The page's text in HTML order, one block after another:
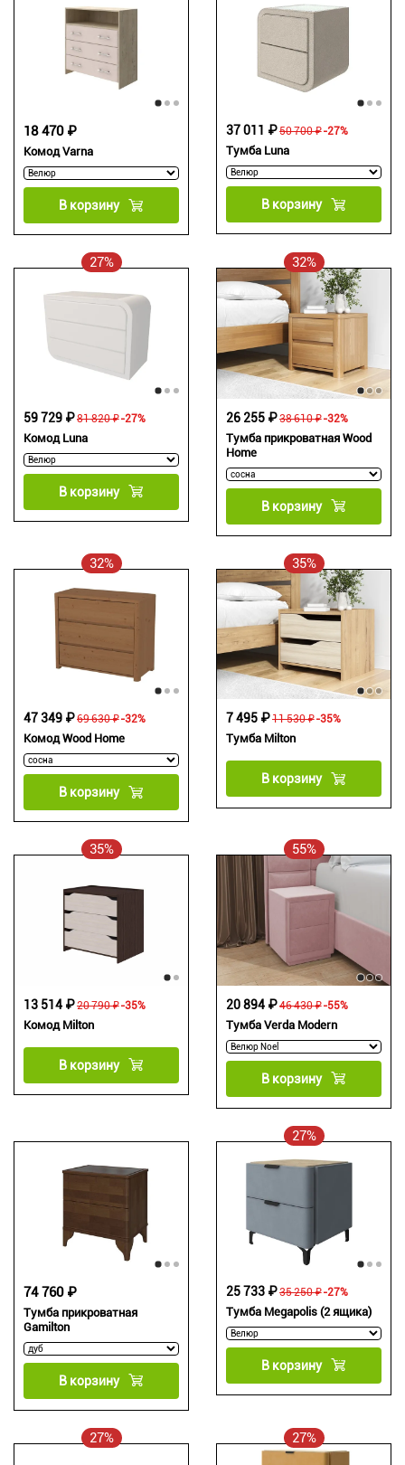
Комод Varna
18 470 ₽
В корзину
Тумба Luna
50 700 ₽
37 011 ₽ -27%
В корзину
27%
Комод Luna
81 820 ₽
59 729 ₽ -27%
В корзину
32%
Тумба прикроватная Wood
Home
38 610 ₽
26 255 ₽ -32%
В корзину
32%
Комод Wood Home
69 630 ₽
47 349 ₽ -32%
В корзину
35%
Тумба Milton
11 530 ₽
7 495 ₽ -35%
В корзину
35%
Комод Milton
20 790 ₽
13 514 ₽ -35%
В корзину
55%
Тумба Verda Modern
46 430 ₽
20 894 ₽ -55%
В корзину
Тумба прикроватная
Gamilton
74 760 ₽
В корзину
27%
Тумба Megapolis (2 ящика)
35 250 ₽
25 733 ₽ -27%
В корзину
27% 27%